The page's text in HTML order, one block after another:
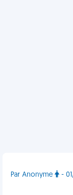
Par Anonyme -